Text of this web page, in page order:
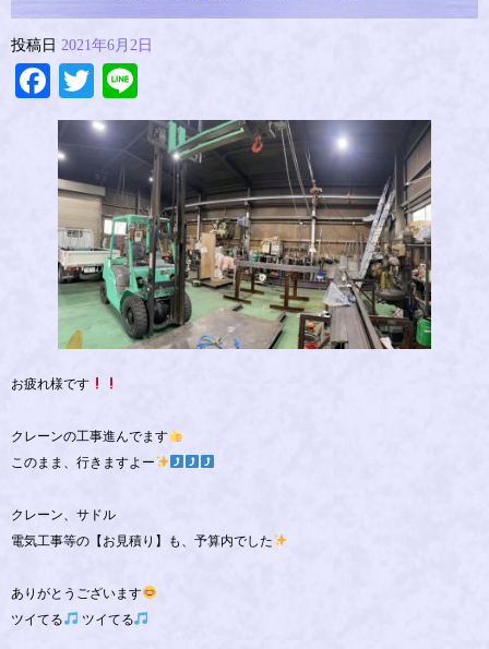
投稿日 2021年6月2日
Facebook
Twitter
お疲れ様です
クレーンの工事進んでます
このまま、行きますよー
クレーン、サドル
電気工事等の【お見積り】も、予算内でした
ありがとうございます
ツイてる
ツイてる